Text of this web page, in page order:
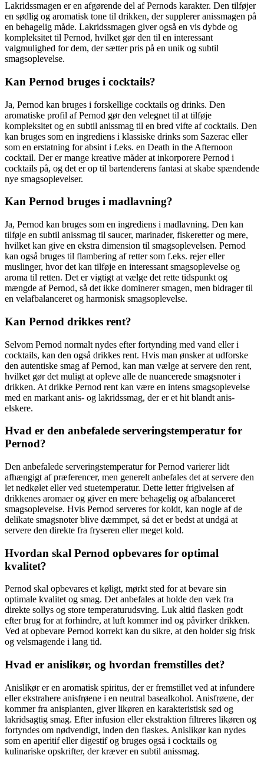
Lakridssmagen er en afgørende del af Pernods karakter. Den tilføjer
en sødlig og aromatisk tone til drikken, der supplerer anissmagen på
en behagelig måde. Lakridssmagen giver også en vis dybde og
kompleksitet til Pernod, hvilket gør den til en interessant
valgmulighed for dem, der sætter pris på en unik og subtil
smagsoplevelse.
Kan Pernod bruges i cocktails?
Ja, Pernod kan bruges i forskellige cocktails og drinks. Den
aromatiske profil af Pernod gør den velegnet til at tilføje
kompleksitet og en subtil anissmag til en bred vifte af cocktails. Den
kan bruges som en ingrediens i klassiske drinks som Sazerac eller
som en erstatning for absint i f.eks. en Death in the Afternoon
cocktail. Der er mange kreative måder at inkorporere Pernod i
cocktails på, og det er op til bartenderens fantasi at skabe spændende
nye smagsoplevelser.
Kan Pernod bruges i madlavning?
Ja, Pernod kan bruges som en ingrediens i madlavning. Den kan
tilføje en subtil anissmag til saucer, marinader, fiskeretter og mere,
hvilket kan give en ekstra dimension til smagsoplevelsen. Pernod
kan også bruges til flambering af retter som f.eks. rejer eller
muslinger, hvor det kan tilføje en interessant smagsoplevelse og
aroma til retten. Det er vigtigt at vælge det rette tidspunkt og
mængde af Pernod, så det ikke dominerer smagen, men bidrager til
en velafbalanceret og harmonisk smagsoplevelse.
Kan Pernod drikkes rent?
Selvom Pernod normalt nydes efter fortynding med vand eller i
cocktails, kan den også drikkes rent. Hvis man ønsker at udforske
den autentiske smag af Pernod, kan man vælge at servere den rent,
hvilket gør det muligt at opleve alle de nuancerede smagsnoter i
drikken. At drikke Pernod rent kan være en intens smagsoplevelse
med en markant anis- og lakridssmag, der er et hit blandt anis-
elskere.
Hvad er den anbefalede serveringstemperatur for
Pernod?
Den anbefalede serveringstemperatur for Pernod varierer lidt
afhængigt af præferencer, men generelt anbefales det at servere den
let nedkølet eller ved stuetemperatur. Dette letter frigivelsen af
drikkenes aromaer og giver en mere behagelig og afbalanceret
smagsoplevelse. Hvis Pernod serveres for koldt, kan nogle af de
delikate smagsnoter blive dæmmpet, så det er bedst at undgå at
servere den direkte fra fryseren eller meget kold.
Hvordan skal Pernod opbevares for optimal
kvalitet?
Pernod skal opbevares et køligt, mørkt sted for at bevare sin
optimale kvalitet og smag. Det anbefales at holde den væk fra
direkte sollys og store temperaturudsving. Luk altid flasken godt
efter brug for at forhindre, at luft kommer ind og påvirker drikken.
Ved at opbevare Pernod korrekt kan du sikre, at den holder sig frisk
og velsmagende i lang tid.
Hvad er anislikør, og hvordan fremstilles det?
Anislikør er en aromatisk spiritus, der er fremstillet ved at infundere
eller ekstrahere anisfrøene i en neutral basealkohol. Anisfrøene, der
kommer fra anisplanten, giver likøren en karakteristisk sød og
lakridsagtig smag. Efter infusion eller ekstraktion filtreres likøren og
fortyndes om nødvendigt, inden den flaskes. Anislikør kan nydes
som en aperitif eller digestif og bruges også i cocktails og
kulinariske opskrifter, der kræver en subtil anissmag.